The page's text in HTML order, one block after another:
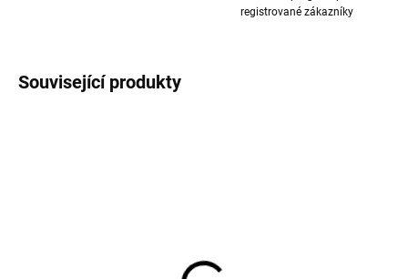
registrované zákazníky
Související produkty